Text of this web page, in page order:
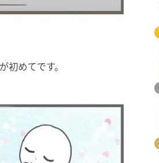
めてです。